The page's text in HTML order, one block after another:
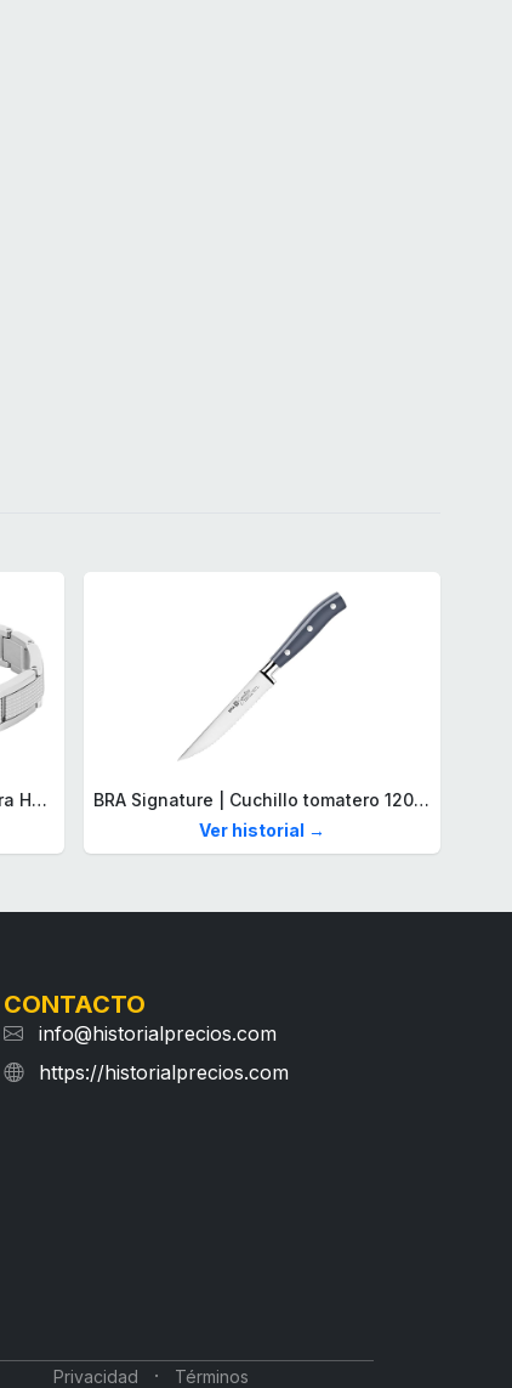
Lacoste Brazalete de eslabón para Hombre Colección STENCIL de Acero inoxidable
BRA Signature | Cuchillo tomatero 120 mm, Acero Inoxidable alemán forjado con Molibdeno Vanadio, Mango Remachado ABS, Diseño Ergonómico, Hoja 1,6 mm espesor
Ver historial →
CONTACTO
info@historialprecios.com
https://historialprecios.com
Privacidad · Términos